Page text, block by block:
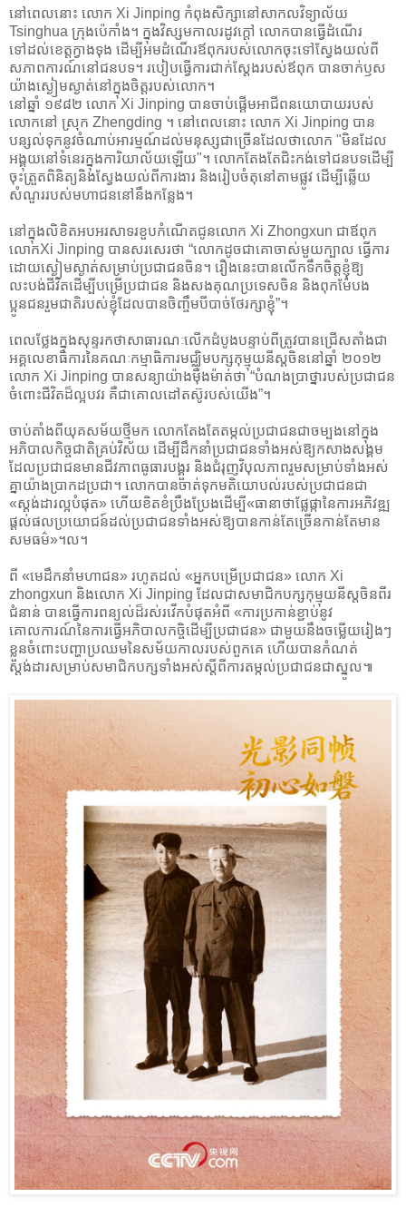
នៅពេលនោះ លោក Xi Jinping កំពុងសិក្សានៅសាកលវិទ្យាល័យ
Tsinghua ក្រុងប៉េកាំង។ ក្នុងវិស្សមកាលរដូវក្តៅ លោកបានធ្វើដំណើរ
ទៅដល់ខេត្តក្វាងទុង ដើម្បីអមដំណើរឪពុករបស់លោកចុះទៅស្វែងយល់ពី
សភាពការណ៍នៅជនបទ។ របៀបធ្វើការជាក់ស្តែងរបស់ឪពុក បានចាក់ឫស
យ៉ាងស្ងៀមស្ងាត់នៅក្នុងចិត្តរបស់លោក។
នៅឆ្នាំ ១៩៨២ លោក Xi Jinping បានចាប់ផ្តើមអាជីពនយោបាយរបស់
លោកនៅ ស្រុក Zhengding ។ នៅពេលនោះ លោក Xi Jinping បាន
បន្សល់ទុកនូវចំណាប់អារម្មណ៍ដល់មនុស្សជាច្រើនដែលថាលោក "មិនដែល
អង្គុយនៅទំនេរក្នុងការិយាល័យឡើយ"។ លោកតែងតែជិះកង់ទៅជនបទដើម្បី
ចុះត្រួតពិនិត្យនិងស្វែងយល់ពីការងារ និងរៀបចំតុនៅតាមផ្លូវ ដើម្បីឆ្លើយ
សំណួររបស់មហាជននៅនឹងកន្លែង។
នៅក្នុងលិខិតអបអរសាទរខួបកំណើតជូនលោក Xi Zhongxun ជាឪពុក
លោកXi Jinping បានសរសេរថា “លោកដូចជាគោចាស់មួយក្បាល ធ្វើការ
ដោយស្ងៀមស្ងាត់សម្រាប់ប្រជាជនចិន។ រឿងនេះបានលើកទឹកចិត្តខ្ញុំឱ្យ
លះបង់ជីវិតដើម្បីបម្រើប្រជាជន និងសងគុណប្រទេសចិន និងពុកម៉ែបង
ប្អូនជនរួមជាតិរបស់ខ្ញុំដែលបានចិញ្ចឹមបីបាច់ថែរក្សាខ្ញុំ”។
ពេលថ្លែងក្នុងសុន្ទរកថាសាធារណៈលើកដំបូងបន្ទាប់ពីត្រូវបានជ្រើសតាំងជា
អគ្គលេខាធិការនៃគណៈកម្មាធិការមជ្ឈិមបក្សកុម្មុយនីស្តចិននៅឆ្នាំ ២០១២
លោក Xi Jinping បានសន្យាយ៉ាងម៉ឺងម៉ាត់ថា “បំណងប្រាថ្នារបស់ប្រជាជន
ចំពោះជីវិតដ៏ល្អបវរ គឺជាគោលដៅតស៊ូរបស់យើង”។
ចាប់តាំងពីយុគសម័យថ្មីមក លោកតែងតែតម្កល់ប្រជាជនជាចម្បងនៅក្នុង
អភិបាលកិច្ចជាតិគ្រប់វិស័យ ដើម្បីដឹកនាំប្រជាជនទាំងអស់ឱ្យកសាងសង្គម
ដែលប្រជាជនមានជីវភាពធូធារបង្គួរ និងជំរុញវិបុលភាពរួមសម្រាប់ទាំងអស់
គ្នាយ៉ាងប្រាកដប្រជា។ លោកបានចាត់ទុកមតិយោបល់របស់ប្រជាជនជា
«ស្តង់ដារល្អបំផុត» ហើយខិតខំប្រឹងប្រែងដើម្បី«ធានាថាផ្លែផ្កានៃការអភិវឌ្ឍ
ផ្តល់ផលប្រយោជន៍ដល់ប្រជាជនទាំងអស់ឱ្យបានកាន់តែច្រើនកាន់តែមាន
សមធម៌»។ល។
ពី «មេដឹកនាំមហាជន» រហូតដល់ «អ្នកបម្រើប្រជាជន» លោក Xi
zhongxun និងលោក Xi Jinping ដែលជាសមាជិកបក្សកុម្មុយនីស្តចិនពីរ
ជំនាន់ បានធ្វើការពន្យល់ដ៏រស់រវើកបំផុតអំពី «ការប្រកាន់ខ្ជាប់នូវ
គោលការណ៍នៃការធ្វើអភិបាលកចិ្ចដើម្បីប្រជាជន» ជាមួយនឹងចម្លើយរៀងៗ
ខ្លួនចំពោះបញ្ហាប្រឈមនៃសម័យកាលរបស់ពួកគេ ហើយបានកំណត់
ស្តង់ដារសម្រាប់សមាជិកបក្សទាំងអស់ស្តីពីការតម្កល់ប្រជាជនជាស្នូល៕